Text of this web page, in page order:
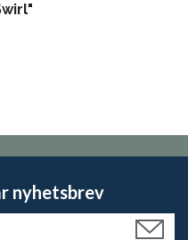
nyhetsbrev